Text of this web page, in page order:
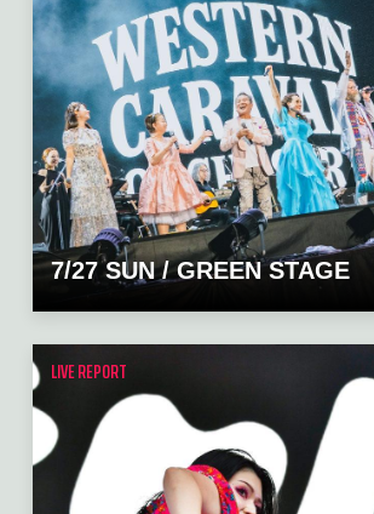
7/27 SUN / GREEN STAGE
LIVE REPORT